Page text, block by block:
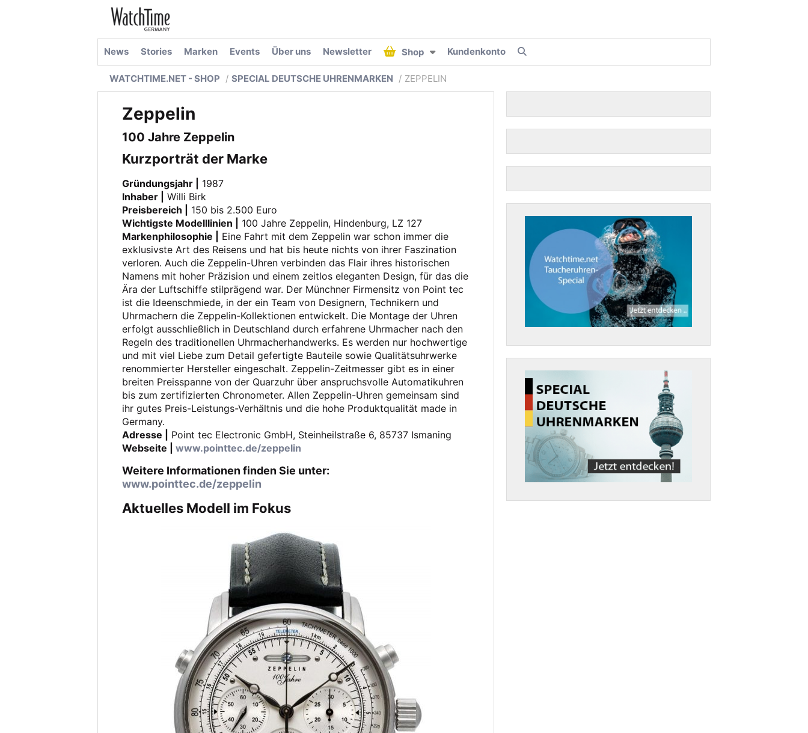
News Stories Marken Events Über uns Newsletter Shop Kundenkonto
WATCHTIME.NET - SHOP SPECIAL DEUTSCHE UHRENMARKEN ZEPPELIN
Zeppelin
100 Jahre Zeppelin
Kurzporträt der Marke
Gründungsjahr |
1987
Inhaber |
Willi Birk
Preisbereich |
150 bis 2.500 Euro
Wichtigste Modelllinien |
100 Jahre Zeppelin, Hindenburg, LZ 127
Markenphilosophie |
Eine Fahrt mit dem Zeppelin war schon immer die
exklusivste Art des Reisens und hat bis heute nichts von ihrer Faszination
verloren. Auch die Zeppelin-Uhren verbinden das Flair ihres historischen
Namens mit hoher Präzision und einem zeitlos eleganten Design, für das die
Ära der Luftschiffe stilprägend war. Der Münchner Firmensitz von Point tec
ist die Ideenschmiede, in der ein Team von Designern, Technikern und
Uhrmachern die Zeppelin-Kollektionen entwickelt. Die Montage der Uhren
erfolgt ausschließlich in Deutschland durch erfahrene Uhrmacher nach den
Regeln des traditionellen Uhrmacherhandwerks. Es werden nur hochwertige
und mit viel Liebe zum Detail gefertigte Bauteile sowie Qualitätsuhrwerke
renommierter Hersteller eingeschalt. Zeppelin-Zeitmesser gibt es in einer
breiten Preisspanne von der Quarzuhr über anspruchsvolle Automatikuhren
bis zum zertifizierten Chronometer. Allen Zeppelin-Uhren gemeinsam sind
ihr gutes Preis-Leistungs-Verhältnis und die hohe Produktqualität made in
Germany.
Adresse |
Point tec Electronic GmbH, Steinheilstraße 6, 85737 Ismaning
Webseite | www.pointtec.de/zeppelin
Weitere Informationen finden Sie unter:
www.pointtec.de/zeppelin
Aktuelles Modell im Fokus